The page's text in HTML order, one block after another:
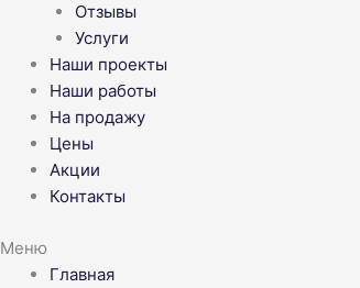
Отзывы
Услуги
Наши проекты
Наши работы
На продажу
Цены
Акции
Контакты
Меню
Главная